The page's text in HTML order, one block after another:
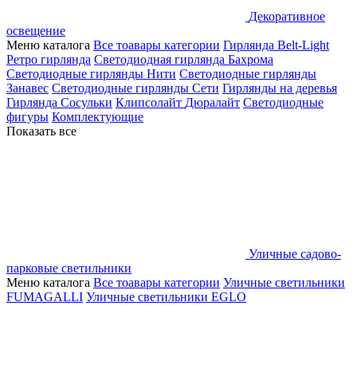
Декоративное
освещение
Меню каталога Все тоавары категории Гирлянда Belt-Light
Ретро гирлянда Светодиодная гирлянда Бахрома
Светодиодные гирлянды Нити Светодиодные гирлянды
Занавес Светодиодные гирлянды Сети Гирлянды на деревья
Гирлянда Сосульки Клипсолайт Дюралайт Светодиодные
фигуры Комплектующие
Показать все
Уличные садово-
парковые светильники
Меню каталога Все тоавары категории Уличные светильники
FUMAGALLI Уличные светильники EGLO